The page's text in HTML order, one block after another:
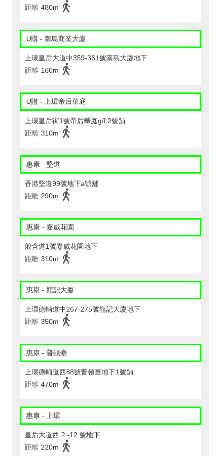
距離 480m
U購 - 南島商業大廈
上環皇后大道中359-361號南島大廈地下
距離 160m
U購 - 上環帝后華庭
上環皇后街1號帝后華庭g/f,2號舖
距離 310m
惠康 - 堅道
香港堅道99號地下a號舖
距離 290m
惠康 - 嘉威花園
般含道1號嘉威花園地下
距離 310m
惠康 - 龍記大廈
上環德輔道中267-275號龍記大廈地下
距離 350m
惠康 - 普頓臺
上環德輔道西88號普頓臺地下1號舖
距離 470m
惠康 - 上環
皇后大道西 2 -12 號地下
距離 220m